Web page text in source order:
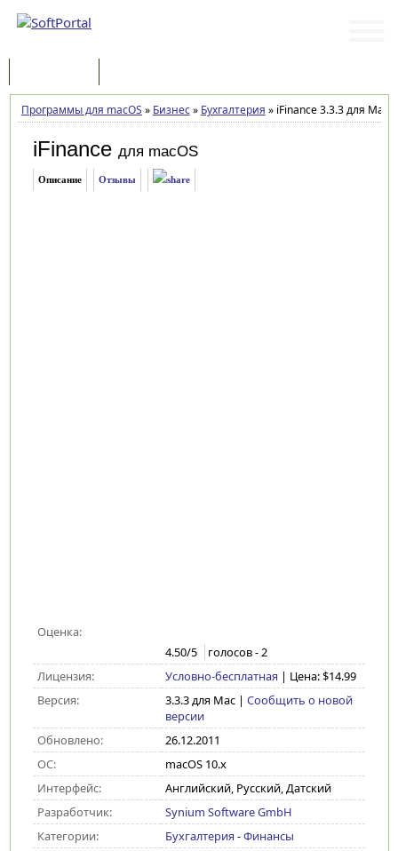
Программы для macOS » Бизнес» Бухгалтерия »iFinance 3.3.3 для Mac
iFinance для macOS
Описание Отзывы
Оценка:
4.50/5 голосов -2
Лицензия:
Условно-бесплатная | Цена: $14.99
Версия:
3.3.3 для Mac| Сообщить о новой
версии
Обновлено:
26.12.2011
ОС:
macOS 10.x
Интерфейс:
Английский, Русский, Датский
Разработчик:
Synium Software GmbH
Категории:
Бухгалтерия -Финансы